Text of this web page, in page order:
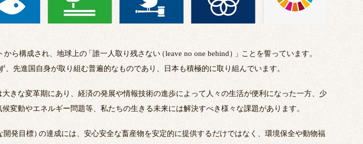
から構成され、地球上の「 誰一人取り残さない（leave no one behind） 」 ことを誓っています。
、先進国自身が取り組む普遍的なものであり、日本も積極的に取り組んでいます。
大きな変革期にあり、経済の発展や情報技術の進歩によって人々の生活が便利になった一方、少
変動やエネルギー問題等、私たちの生きる未来には解決すべき様々な課題があります。
開発目標）の達成には、安心安全な畜産物を安定的に提供するだけではなく、環境保全や動物福